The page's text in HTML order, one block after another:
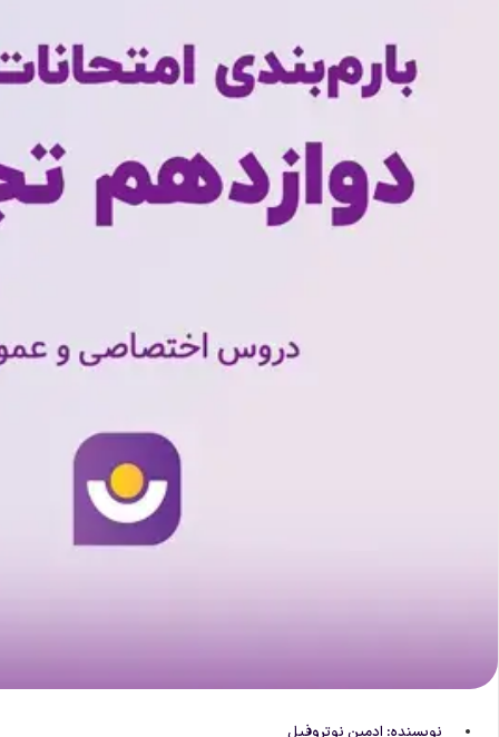
نویسنده: ادمین نوتروفیل